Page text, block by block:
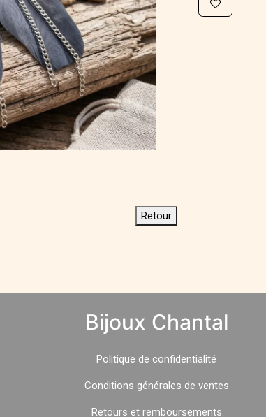
Retour
Bijoux Chantal
Politique de confidentialité
Conditions générales de ventes
Retours et remboursements